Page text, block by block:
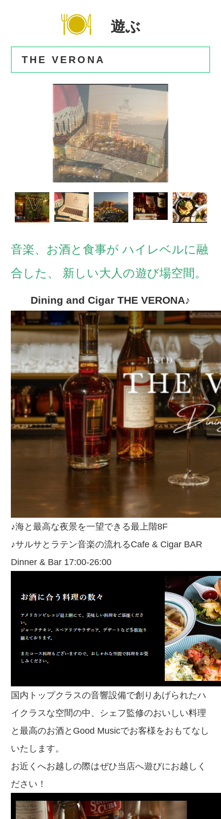
遊ぶ
THE VERONA
音楽、お酒と食事が ハイレベルに融
合した、 新しい大人の遊び場空間。
Dining and Cigar THE VERONA♪
♪海と最高な夜景を一望できる最上階8F
♪サルサとラテン音楽の流れるCafe & Cigar BAR
Dinner & Bar 17:00-26:00
国内トップクラスの音響設備で創りあげられたハ
イクラスな空間の中、シェフ監修のおいしい料理
と最高のお酒とGood Musicでお客様をおもてなし
いたします。
お近くへお越しの際はぜひ当店へ遊びにお越しく
ださい！